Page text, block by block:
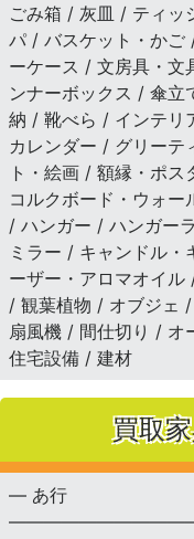
ごみ箱 / 灰皿 / ティッ
パ / バスケット・かご
ーケース / 文房具・文
ンナーボックス / 傘
納 / 靴べら / インテリ
カレンダー / グリーテ
ト・絵画 / 額縁・ポ
コルクボード・ウォ
/ ハンガー / ハンガー
ミラー / キャンドル
ーザー・アロマオイ
/ 観葉植物 / オブジェ
扇風機 / 間仕切り / オ
住宅設備 / 建材
買取
— あ行